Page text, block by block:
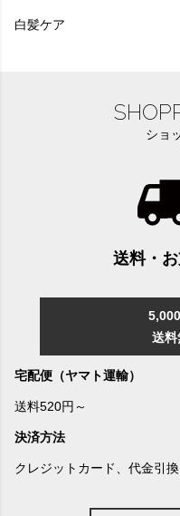
白髪ケア
ショ
送料・
送料
宅配便（ヤマト運輸）
送料520円～
決済方法
クレジットカード、代金引